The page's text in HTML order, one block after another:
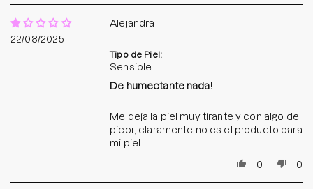
22/08/2025
Alejandra
Tipo de Piel:
Sensible
De humectante nada!
Me deja la piel muy tirante y con algo de
picor, claramente no es el producto para
mi piel
0
0